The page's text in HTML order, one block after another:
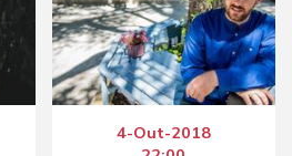
4-Out-2018